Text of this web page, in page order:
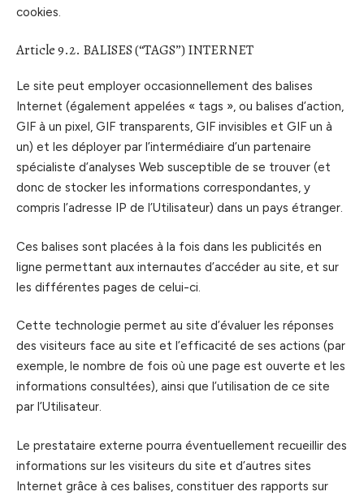
cookies.
Article 9.2. BALISES (“TAGS”) INTERNET
Le site peut employer occasionnellement des balises
Internet (également appelées « tags », ou balises d’action,
GIF à un pixel, GIF transparents, GIF invisibles et GIF un à
un) et les déployer par l’intermédiaire d’un partenaire
spécialiste d’analyses Web susceptible de se trouver (et
donc de stocker les informations correspondantes, y
compris l’adresse IP de l’Utilisateur) dans un pays étranger.
Ces balises sont placées à la fois dans les publicités en
ligne permettant aux internautes d’accéder au site, et sur
les différentes pages de celui-ci.
Cette technologie permet au site d’évaluer les réponses
des visiteurs face au site et l’efficacité de ses actions (par
exemple, le nombre de fois où une page est ouverte et les
informations consultées), ainsi que l’utilisation de ce site
par l’Utilisateur.
Le prestataire externe pourra éventuellement recueillir des
informations sur les visiteurs du site et d’autres sites
Internet grâce à ces balises, constituer des rapports sur